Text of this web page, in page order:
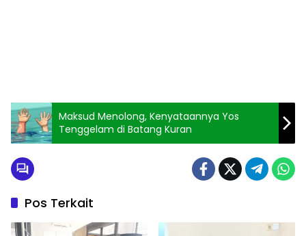
Maksud Menolong, Kenyataannya Yos
Tenggelam di Batang Kuran
Pos Terkait